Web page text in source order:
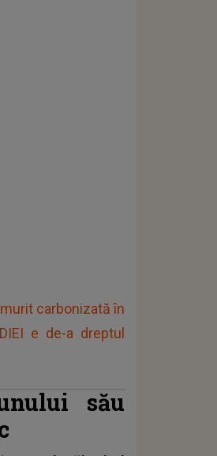
carbonizată în
e de-a dreptul
său